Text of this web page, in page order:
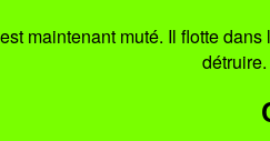
maintenant muté. Il flotte